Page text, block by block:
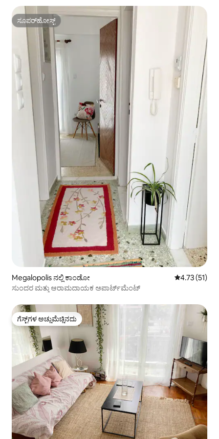
ಸೂಪರ್‌ಹೋಸ್ಟ್
ಸೂಪರ್‌ಹೋಸ್ಟ್
Megalopolis ನಲ್ಲಿ ಕಾಂಡೋ 5 ರಲ್ಲಿ 4.73
4.73 (51)
ಸುಂದರ ಮತ್ತು ಆರಾಮದಾಯಕ ಅಪಾರ್ಟ್‌ಮೆಂಟ್
ಗೆಸ್ಟ್‌ಗಳ ಅಚ್ಚುಮೆಚ್ಚಿನದು
ಗೆಸ್ಟ್‌ಗಳ ಅಚ್ಚುಮೆಚ್ಚಿನದು